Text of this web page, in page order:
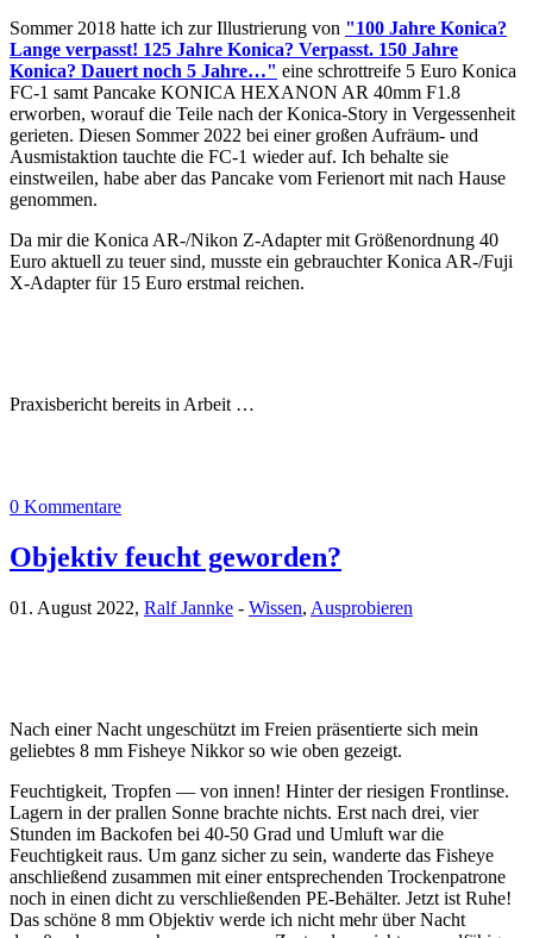
Sommer 2018 hatte ich zur Illustrierung von "100 Jahre Konica?
Lange verpasst! 125 Jahre Konica? Verpasst. 150 Jahre
Konica? Dauert noch 5 Jahre…" eine schrottreife 5 Euro Konica
FC-1 samt Pancake KONICA HEXANON AR 40mm F1.8
erworben, worauf die Teile nach der Konica-Story in Vergessenheit
gerieten. Diesen Sommer 2022 bei einer großen Aufräum- und
Ausmistaktion tauchte die FC-1 wieder auf. Ich behalte sie
einstweilen, habe aber das Pancake vom Ferienort mit nach Hause
genommen.
Da mir die Konica AR-/Nikon Z-Adapter mit Größenordnung 40
Euro aktuell zu teuer sind, musste ein gebrauchter Konica AR-/Fuji
X-Adapter für 15 Euro erstmal reichen.
Praxisbericht bereits in Arbeit …
0 Kommentare
Objektiv feucht geworden?
01. August 2022, Ralf Jannke - Wissen, Ausprobieren
Nach einer Nacht ungeschützt im Freien präsentierte sich mein
geliebtes 8 mm Fisheye Nikkor so wie oben gezeigt.
Feuchtigkeit, Tropfen — von innen! Hinter der riesigen Frontlinse.
Lagern in der prallen Sonne brachte nichts. Erst nach drei, vier
Stunden im Backofen bei 40-50 Grad und Umluft war die
Feuchtigkeit raus. Um ganz sicher zu sein, wanderte das Fisheye
anschließend zusammen mit einer entsprechenden Trockenpatrone
noch in einen dicht zu verschließenden PE-Behälter. Jetzt ist Ruhe!
Das schöne 8 mm Objektiv werde ich nicht mehr über Nacht